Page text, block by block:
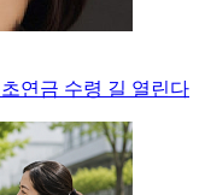
연금 수령 길 열린다